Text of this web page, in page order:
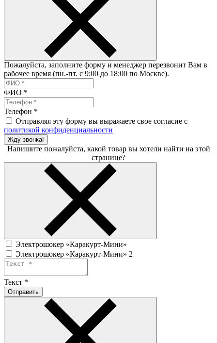
Пожалуйста, заполните форму и менеджер перезвонит Вам в
рабочее время (пн.-пт. с 9:00 до 18:00 по Москве).
ФИО *
Телефон *
Отправляя эту форму вы выражаете свое согласие с
политикой конфиденциальности
Жду звонка!
Напишите пожалуйста, какой товар вы хотели найти на этой
странице?
Электрошокер «Каракурт-Мини»
Электрошокер «Каракурт-Мини» 2
Текст *
Отправить